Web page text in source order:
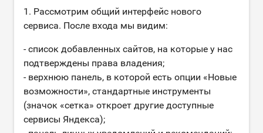
1. Рассмотрим общий интерфейс нового
сервиса. После входа мы видим:
- список добавленных сайтов, на которые у нас
подтверждены права владения;
- верхнюю панель, в которой есть опции «Новые
возможности», стандартные инструменты
(значок «сетка» откроет другие доступные
сервисы Яндекса);